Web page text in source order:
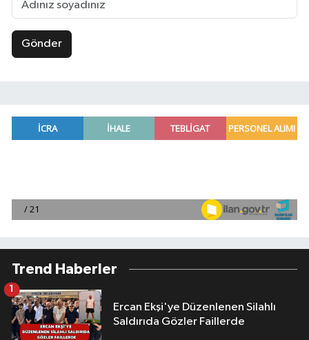
Gönder
Trend Haberler
Ercan Ekşi'ye Düzenlenen Silahlı
Saldırıda Gözler Faillerde
1